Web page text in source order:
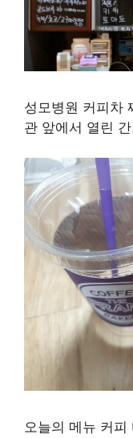
성모병원 커피차
관 앞에서 열린
오늘의 메뉴 커